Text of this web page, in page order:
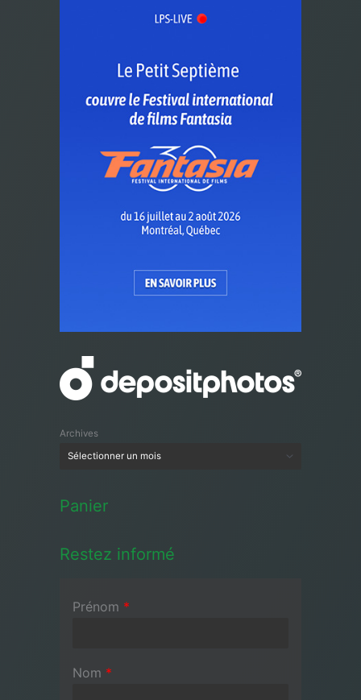
Archives
Panier
Restez informé
Prénom *
Nom *